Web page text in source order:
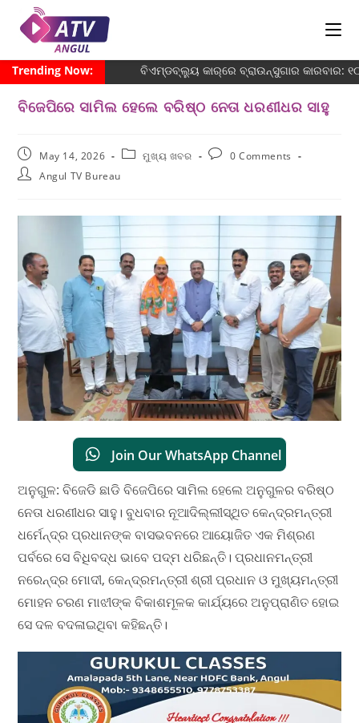
Trending Now: ବିଏମ୍‌ଡବ୍ଲ୍ୟୁ କାର୍‌ରେ ବ୍ରାଉନ୍‌ସୁଗାର କାରବାର:
ବିଜେପିରେ ସାମିଲ ହେଲେ ବରିଷ୍ଠ ନେତା ଧରଣୀଧର ସାହୁ
May 14, 2026 ମୁଖ୍ୟ ଖବର
0 Comments
Angul TV Bureau
Join Our WhatsApp Channel
ଅନୁଗୁଳ: ବିଜେଡି ଛାଡି ବିଜେପିରେ ସାମିଲ ହେଲେ ଅନୁଗୁଳର ବରିଷ୍ଠ
ନେତା ଧରଣୀଧର ସାହୁ। ବୁଧବାର ନୂଆଦିଲ୍ଲୀସ୍ଥିତ କେନ୍ଦ୍ରମନ୍ତ୍ରୀ
ଧର୍ମେନ୍ଦ୍ର ପ୍ରଧାନଙ୍କ ବାସଭବନରେ ଆୟୋଜିତ ଏକ ମିଶ୍ରଣ
ପର୍ବରେ ସେ ବିଧିବଦ୍ଧ ଭାବେ ପଦ୍ମ ଧରିଛନ୍ତି। ପ୍ରଧାନମନ୍ତ୍ରୀ
ନରେନ୍ଦ୍ର ମୋଦୀ, କେନ୍ଦ୍ରମନ୍ତ୍ରୀ ଶ୍ରୀ ପ୍ରଧାନ ଓ ମୁଖ୍ୟମନ୍ତ୍ରୀ
ମୋହନ ଚରଣ ମାଝୀଙ୍କ ବିକାଶମୂଳକ କାର୍ଯ୍ୟରେ ଅନୁପ୍ରାଣିତ ହୋଇ
ସେ ଦଳ ବଦଳାଇଥିବା କହିଛନ୍ତି।